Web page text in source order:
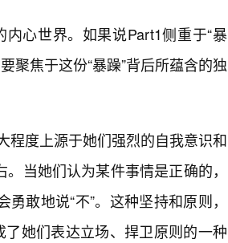
内心世界。如果说Part1侧重于“暴
聚焦于这份“暴躁”背后所蕴含的独
程度上源于她们强烈的自我意识和
当她们认为某件事情是正确的，
敢地说“不”。这种坚持和原则，
她们表达立场、捍卫原则的一种